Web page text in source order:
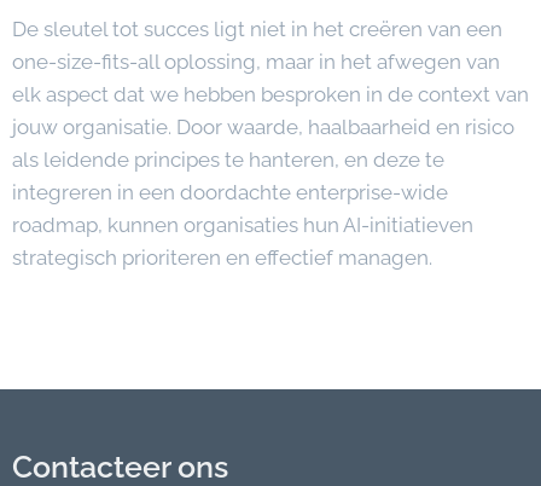
De sleutel tot succes ligt niet in het creëren van een
one-size-fits-all oplossing, maar in het afwegen van
elk aspect dat we hebben besproken in de context van
jouw organisatie. Door waarde, haalbaarheid en risico
als leidende principes te hanteren, en deze te
integreren in een doordachte enterprise-wide
roadmap, kunnen organisaties hun AI-initiatieven
strategisch prioriteren en effectief managen.
Contacteer ons